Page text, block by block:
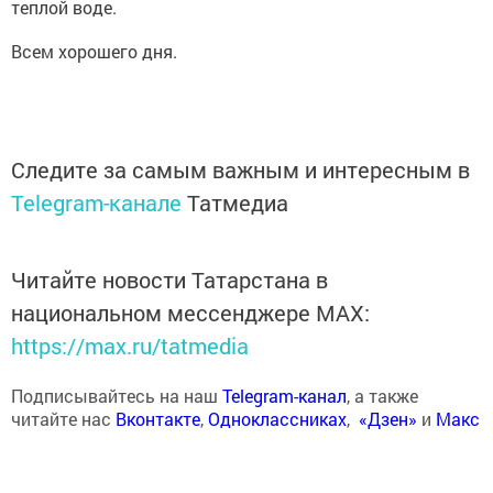
теплой воде.
Всем хорошего дня.
Следите за самым важным и интересным в
Telegram-канале Татмедиа
Читайте новости Татарстана в
национальном мессенджере MАХ:
https://max.ru/tatmedia
Подписывайтесь на наш Telegram-канал, а также
читайте нас Вконтакте,Одноклассниках, «Дзен» и Макс